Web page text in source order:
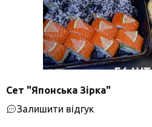
Сет "Японська Зірка"
Залишити відгук